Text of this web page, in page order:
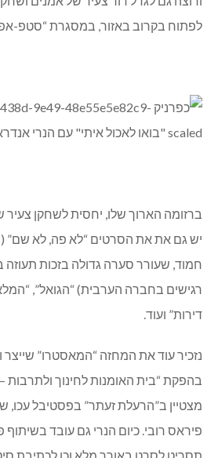
לפתוח בקרוב באזור, במסגרת “סטפ-
ברזומה הארוך שלו, יחסית לשחקן
יש גם את את הסרטים “לא פה, לא שם”
חמוד, שעורר סערה גדולה בזכות
רגישים בחברה הערבית) “הגואל”,
דירות” ועוד.
נזכיר עוד את המחזה “המאסטרו”
בהפקת “בית האומנות לחינוך
מצטיין ב”הרעלת זעתר” בפסטיבל
פיראס רובי. כיום הנרי גם עובד
תסריט לסרט באורך מלא וכן לכתיבת